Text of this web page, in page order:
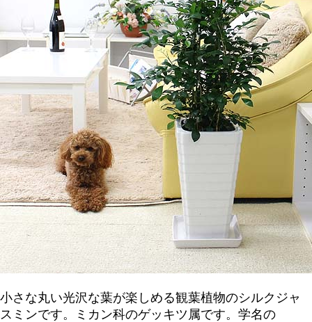
小さな丸い光沢な葉が楽しめる観葉植物のシルクジャ
スミンです。ミカン科のゲッキツ属です。学名の